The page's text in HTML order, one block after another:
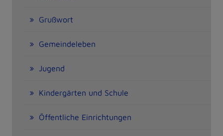
Grußwort
Gemeindeleben
Jugend
Kindergärten und Schule
Öffentliche Einrichtungen